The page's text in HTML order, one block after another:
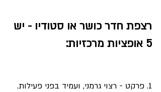
רצפת חדר כושר או סטודיו - יש
5 אופציות מרכזיות:
1. פרקט - רצוי גרמני, ועמיד בפני פעילות.